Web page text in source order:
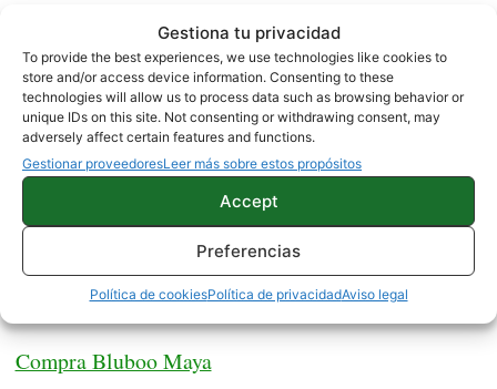
Gestiona tu privacidad
To provide the best experiences, we use technologies like cookies to
store and/or access device information. Consenting to these
technologies will allow us to process data such as browsing behavior or
unique IDs on this site. Not consenting or withdrawing consent, may
adversely affect certain features and functions.
Gestionar proveedoresLeer más sobre estos propósitos
Accept
Preferencias
Política de cookiesPolítica de privacidadAviso legal
Sin más os deseamos mucha suerte en estas
semanas para poder conseguir el reembolso de
vuestro fantástico Bluboo Maya.
Meizu M3E es oficial: elegancia y equilibrio por
muy poco
Facebook
Compra Bluboo Maya